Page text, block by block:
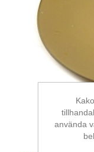
använda